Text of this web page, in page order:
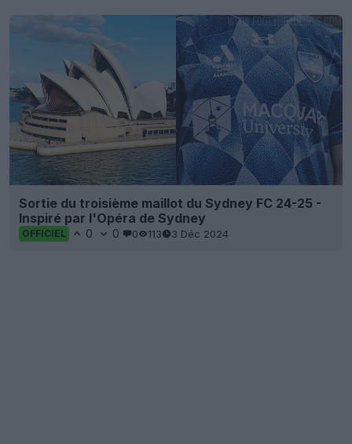
Sortie du troisième maillot du Sydney FC 24-25 -
Inspiré par l'Opéra de Sydney
OFFICIEL 0 0 0 113 3 Déc 2024